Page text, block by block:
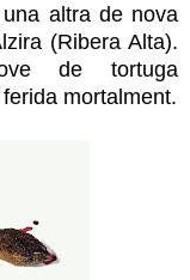
altra de nova
(Ribera Alta).
de tortuga
mortalment.